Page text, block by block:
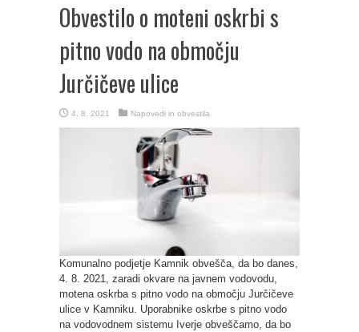
Obvestilo o moteni oskrbi s
pitno vodo na območju
Jurčičeve ulice
4. 8. 2021 Napovedi in obvestila
Komunalno podjetje Kamnik obvešča, da bo danes,
4. 8. 2021, zaradi okvare na javnem vodovodu,
motena oskrba s pitno vodo na območju Jurčičeve
ulice v Kamniku. Uporabnike oskrbe s pitno vodo
na vodovodnem sistemu Iverje obveščamo, da bo